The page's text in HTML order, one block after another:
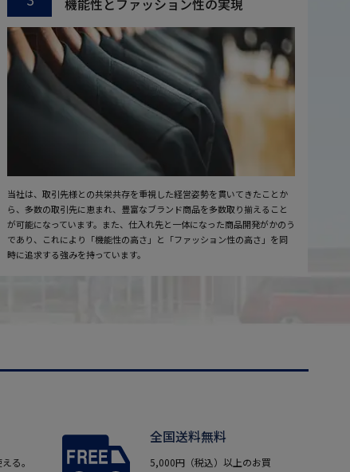
機能性とファッション性の実現
当社は、取引先様との共栄共存を重視した経営姿勢を貫いてきたことか
ら、多数の取引先に恵まれ、豊富なブランド商品を多数取り揃えること
が可能になっています。また、仕入れ先と一体になった商品開発がかのう
であり、これにより「機能性の高さ」と「ファッション性の高さ」を同
時に追求する強みを持っています。
る。
全国送料無料
5,000円（税込）以上のお買